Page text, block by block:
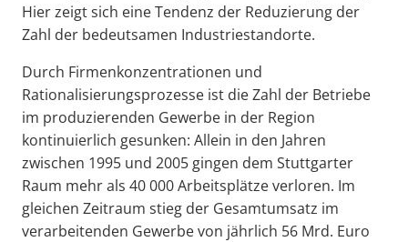
Hier zeigt sich eine Tendenz der Reduzierung der
Zahl der bedeutsamen Industriestandorte.
Durch Firmenkonzentrationen und
Rationalisierungsprozesse ist die Zahl der Betriebe
im produzierenden Gewerbe in der Region
kontinuierlich gesunken: Allein in den Jahren
zwischen 1995 und 2005 gingen dem Stuttgarter
Raum mehr als 40 000 Arbeitsplätze verloren. Im
gleichen Zeitraum stieg der Gesamtumsatz im
verarbeitenden Gewerbe von jährlich 56 Mrd. Euro